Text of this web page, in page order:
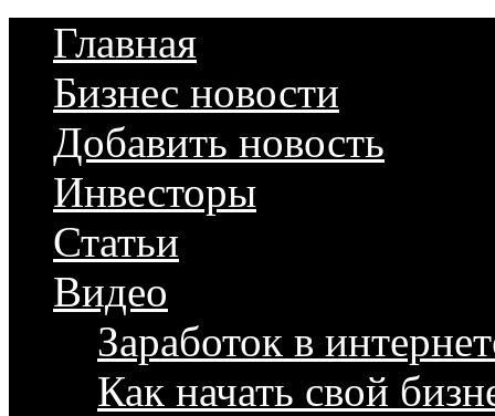
Главная
Бизнес новости
Добавить новость
Инвесторы
Статьи
Видео
Заработок в
Как начать свой